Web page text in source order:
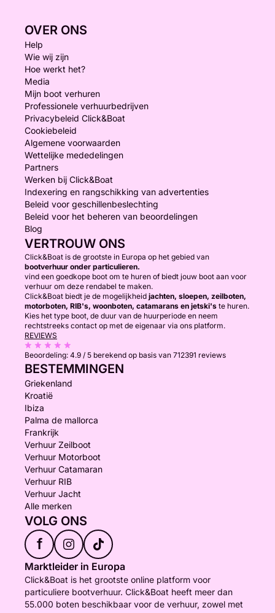
OVER ONS
Help
Wie wij zijn
Hoe werkt het?
Media
Mijn boot verhuren
Professionele verhuurbedrijven
Privacybeleid Click&Boat
Cookiebeleid
Algemene voorwaarden
Wettelijke mededelingen
Partners
Werken bij Click&Boat
Indexering en rangschikking van advertenties
Beleid voor geschillenbeslechting
Beleid voor het beheren van beoordelingen
Blog
VERTROUW ONS
Click&Boat is de grootste in Europa op het gebied van
bootverhuur onder particulieren.
vind een goedkope boot om te huren of biedt jouw boot aan voor
verhuur om deze rendabel te maken.
Click&Boat biedt je de mogelijkheid jachten, sloepen, zeilboten,
motorboten, RIB's, woonboten, catamarans en jetski's te huren.
Kies het type boot, de duur van de huurperiode en neem
rechtstreeks contact op met de eigenaar via ons platform.
REVIEWS
Beoordeling: 4.9 / 5 berekend op basis van 712391 reviews
BESTEMMINGEN
Griekenland
Kroatië
Ibiza
Palma de mallorca
Frankrijk
Verhuur Zeilboot
Verhuur Motorboot
Verhuur Catamaran
Verhuur RIB
Verhuur Jacht
Alle merken
VOLG ONS
f
Marktleider in Europa
Click&Boat is het grootste online platform voor
particuliere bootverhuur. Click&Boat heeft meer dan
55.000 boten beschikbaar voor de verhuur, zowel met